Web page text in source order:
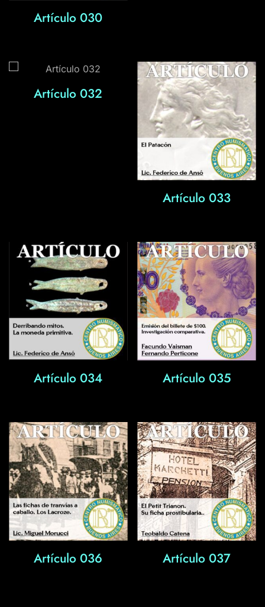
Artículo 030
Artículo 032
Artículo 033
Artículo 034 Artículo 035
Artículo 036 Artículo 037